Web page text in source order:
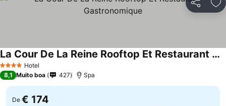
Partilhar
4 EstrelasHotel
La Cour De La Reine Rooftop Et Restaurant Gastronomique
Ver preços
8,1 Muito boa 427 Spa
De € 174